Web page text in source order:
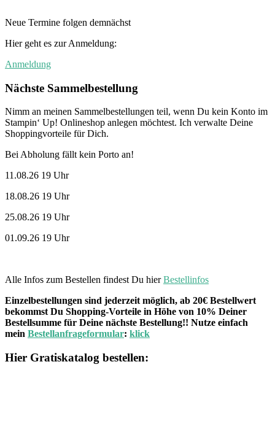
Neue Termine folgen demnächst
Hier geht es zur Anmeldung:
Anmeldung
Nächste Sammelbestellung
Nimm an meinen Sammelbestellungen teil, wenn Du kein Konto im
Stampin‘ Up! Onlineshop anlegen möchtest. Ich verwalte Deine
Shoppingvorteile für Dich.
Bei Abholung fällt kein Porto an!
11.08.26 19 Uhr
18.08.26 19 Uhr
25.08.26 19 Uhr
01.09.26 19 Uhr
Alle Infos zum Bestellen findest Du hierBestellinfos
Einzelbestellungen sind jederzeit möglich, ab 20€ Bestellwert
bekommst Du Shopping-Vorteile in Höhe von 10% Deiner
Bestellsumme für Deine nächste Bestellung!! Nutze einfach
mein Bestellanfrageformular: klick
Hier Gratiskatalog bestellen: